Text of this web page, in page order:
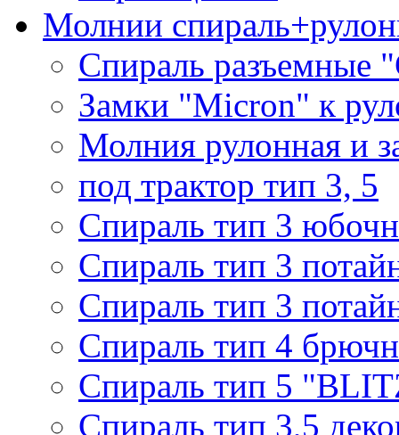
Молнии
Спираль разъемные
Замки "Micron" к
Молния рулонная и
под трактор тип 3, 5
Спираль тип 3
Спираль тип 3
Спираль тип 3
Спираль тип 4
Спираль тип 5
Спираль тип 3,5